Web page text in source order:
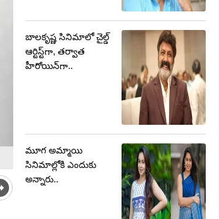
బాలకృష్ణ సినిమాలో చైల్డ్
ఆర్టిస్ట్‏గా, తర్వాత
హీరోయిన్‏గా..
మూగ అమ్మాయి
సినిమాల్లోకి ఎందుకు
అన్నారు..